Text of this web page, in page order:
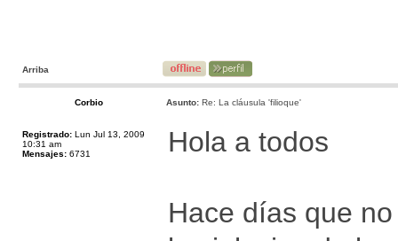
Arriba
Corbio Asunto: Re: La cláusula 'filioque'
Registrado: Lun Jul 13, 2009
10:31 am
Mensajes: 6731 Hola a todos
Hace días que